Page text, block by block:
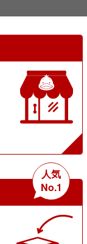
人気
No.1